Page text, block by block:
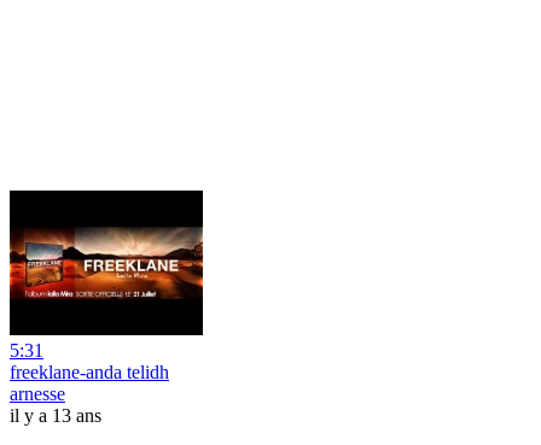
5:31
freeklane-anda telidh
arnesse
il y a 13 ans